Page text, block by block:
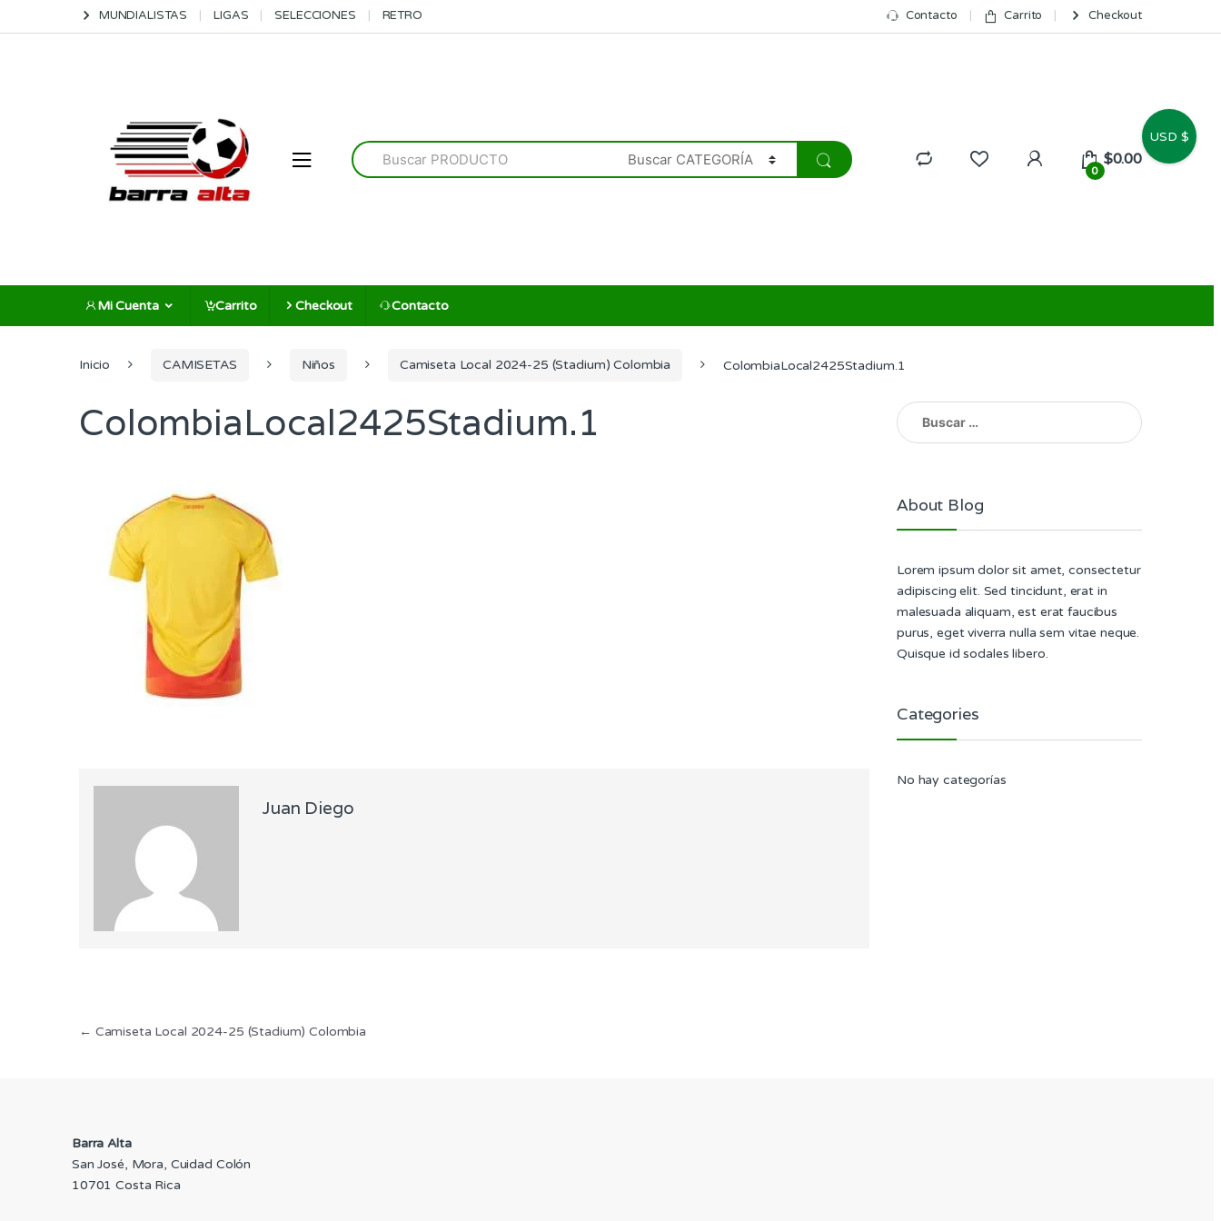
to
to
MUNDIALISTAS LIGAS SELECCIONES RETRO Contacto Carrito Checkout
Search
for:
0
$0.00
Mi Cuenta Carrito Checkout Contacto
Inicio CAMISETAS Niños Camiseta Local 2024-25 (Stadium) Colombia ColombiaLocal2425Stadium.1
ColombiaLocal2425Stadium.1
Juan Diego
Navegación
← Camiseta Local 2024-25 (Stadium) Colombia
Buscar:
About Blog
Lorem ipsum dolor sit amet, consectetur
adipiscing elit. Sed tincidunt, erat in
malesuada aliquam, est erat faucibus
purus, eget viverra nulla sem vitae neque.
Quisque id sodales libero.
Categories
No hay categorías
Barra Alta
San José, Mora, Cuidad Colón
10701 Costa Rica
USD $